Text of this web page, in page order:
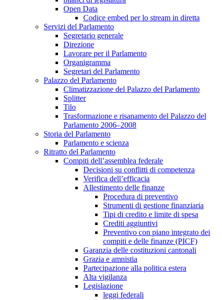
Open Data
Codice embed per lo stream in diretta
Servizi del Parlamento
Segretario generale
Direzione
Lavorare per il Parlamento
Organigramma
Segretari del Parlamento
Palazzo del Parlamento
Climatizzazione del Palazzo del Parlamento
Splitter
Tilo
Trasformazione e risanamento del Palazzo del
Parlamento 2006–2008
Storia del Parlamento
Parlamento e scienza
Ritratto del Parlamento
Compiti dell’assemblea federale
Decisioni su conflitti di competenza
Verifica dell’efficacia
Allestimento delle finanze
Procedura di preventivo
Strumenti di gestione finanziaria
Tipi di credito e limite di spesa
Crediti aggiuntivi
Preventivo con piano integrato dei
compiti e delle finanze (PICF)
Garanzia delle costituzioni cantonali
Grazia e amnistia
Partecipazione alla politica estera
Alta vigilanza
Legislazione
leggi federali